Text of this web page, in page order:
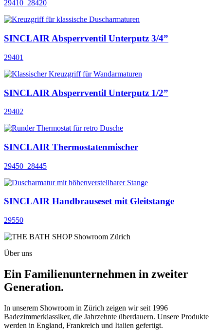
29410_28420
SINCLAIR Absperrventil Unterputz 3/4”
29401
SINCLAIR Absperrventil Unterputz 1/2”
29402
SINCLAIR Thermostatenmischer
29450_28445
SINCLAIR Handbrauseset mit Gleitstange
29550
Über uns
Ein Familienunternehmen in zweiter
Generation.
In unserem Showroom in Zürich zeigen wir seit 1996
Badezimmerklassiker, die Jahrzehnte überdauern. Unsere Produkte
werden in England, Frankreich und Italien gefertigt.